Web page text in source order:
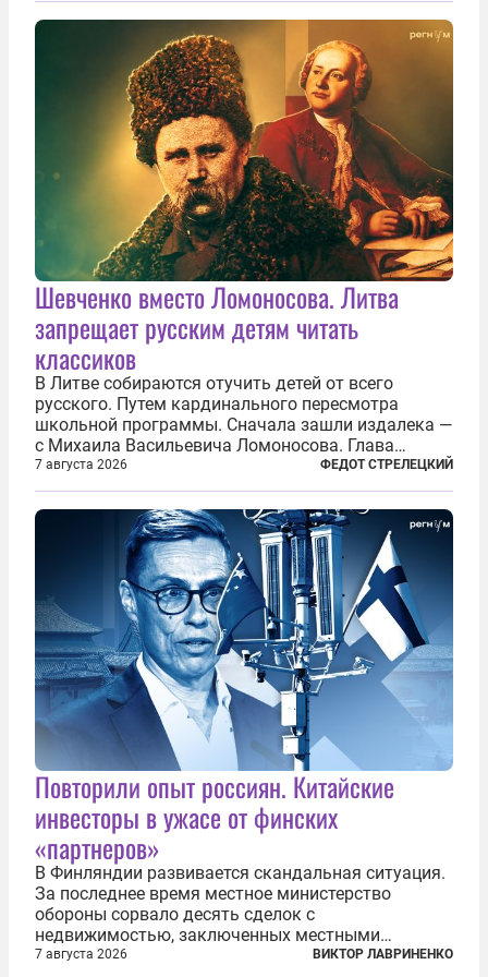
сверлит противно, но всё...
Шевченко вместо Ломоносова. Литва
запрещает русским детям читать
классиков
В Литве собираются отучить детей от всего
русского. Путем кардинального пересмотра
школьной программы. Сначала зашли издалека —
с Михаила Васильевича Ломоносова. Глава
правительства Литвы Миндаугас Синкявичюс
предложил исключить его тексты из программ
общего образования. Мотивировал он это тем,
7 августа 2026 ФЕДОТ СТРЕЛЕЦКИЙ
Повторили опыт россиян. Китайские
инвесторы в ужасе от финских
«партнеров»
В Финляндии развивается скандальная ситуация.
За последнее время местное министерство
обороны сорвало десять сделок с
недвижимостью, заключенных местными
фирмами с китайским капиталом. Чиновники
7 августа 2026 ВИКТОР ЛАВРИНЕНКО